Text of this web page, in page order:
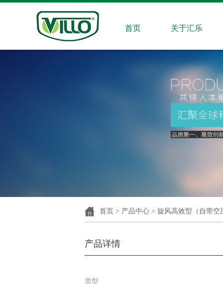
首页 关于汇乐
首页 > 产品中心 > 旋风高效型（自带空
产品详情
类型